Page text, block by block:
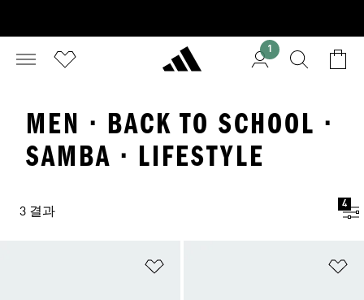
1
MEN · BACK TO SCHOOL ·
SAMBA · LIFESTYLE
3 결과
4